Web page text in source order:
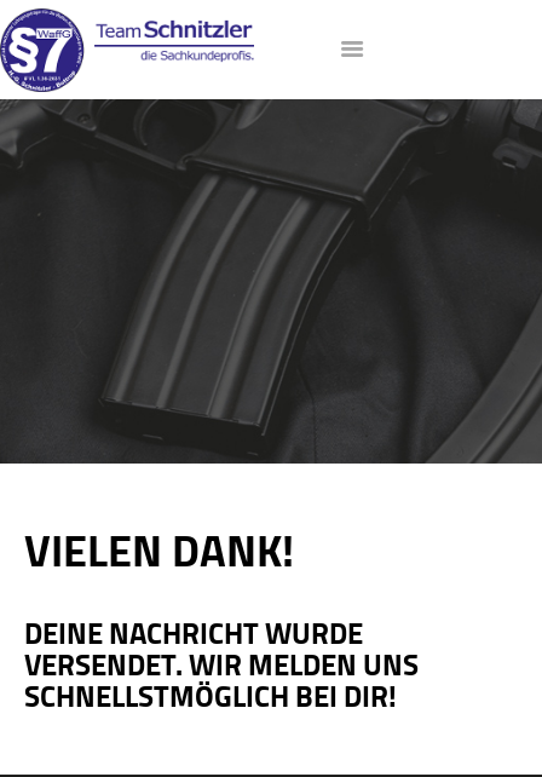
ANMELDUNG
AKTUELLE TERMINE
LEHRGANGSANGEBOT
DAS TEAM
VIP-LOUNGE
KONTAKT
VIELEN DANK!
DEINE NACHRICHT WURDE
VERSENDET. WIR MELDEN UNS
SCHNELLSTMÖGLICH BEI DIR!